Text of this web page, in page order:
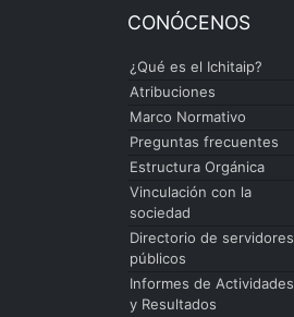
CONÓCENOS
¿Qué es el Ichitaip?
Atribuciones
Marco Normativo
Preguntas frecuentes
Estructura Orgánica
Vinculación con la
sociedad
Directorio de servidores
públicos
Informes de Actividades
y Resultados